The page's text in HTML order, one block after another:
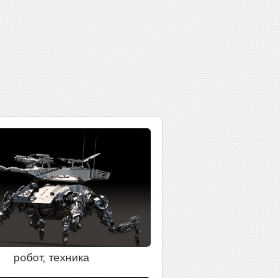
робот, техника